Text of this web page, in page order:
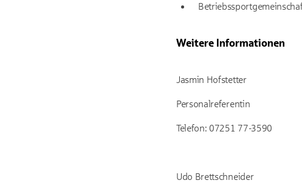
Weitere Informationen
Jasmin Hofstetter
Personalreferentin
Telefon: 07251 77-3590
Udo Brettschneider